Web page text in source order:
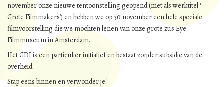
november onze nieuwe tentoonstelling geopend (met als werktitel ‘
Grote Filmmakers’) en hebben we op 30 november een hele speciale
filmvoorstelling die we mochten lenen van onze grote zus Eye
Filmmuseum in Amsterdam.
Het GDI is een particulier initiatief en bestaat zonder subsidie van de
overheid.
Stap eens binnen en verwonder je!